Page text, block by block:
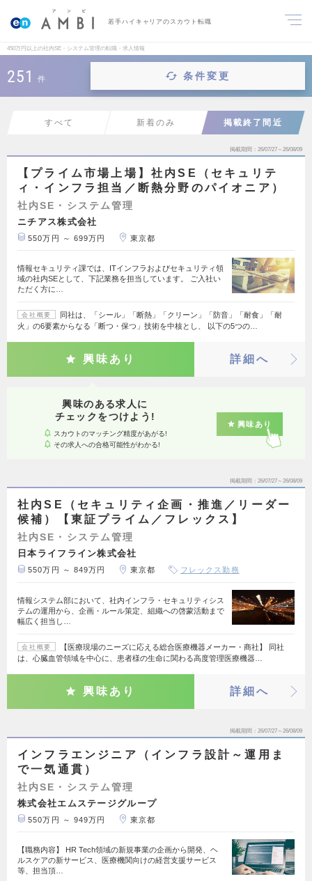
若手ハイキャリアのスカウト転職
450万円以上の社内SE・システム管理の転職・求人情報
251 件 条件変更
すべて 新着のみ 掲載終了間近
掲載期間 26/07/27～26/08/09
【プライム市場上場】社内SE（セキュリテ
ィ・インフラ担当／断熱分野のパイオニア）
社内SE・システム管理
ニチアス株式会社
550万円 ～ 699万円 東京都
情報セキュリティ課では、ITインフラおよびセキュリティ領
域の社内SEとして、下記業務を担当しています。 ご入社い
ただく方に…
会社概要
同社は、「シール」「断熱」「クリーン」「防音」「耐食」「耐
火」の6要素からなる「断つ・保つ」技術を中核とし、 以下の5つの…
興味あり 詳細へ
興味のある求人に
チェックをつけよう!
スカウトのマッチング精度があがる!
その求人への合格可能性がわかる!
興味あり
掲載期間 26/07/27～26/08/09
社内SE（セキュリティ企画・推進／リーダー
候補）【東証プライム／フレックス】
社内SE・システム管理
日本ライフライン株式会社
550万円 ～ 849万円 東京都 フレックス勤務
情報システム部において、社内インフラ・セキュリティシス
テムの運用から、企画・ルール策定、組織への啓蒙活動まで
幅広く担当し…
会社概要
【医療現場のニーズに応える総合医療機器メーカー・商社】 同社
は、心臓血管領域を中心に、患者様の生命に関わる高度管理医療機器…
興味あり 詳細へ
掲載期間 26/07/27～26/08/09
インフラエンジニア（インフラ設計～運用ま
で一気通貫）
社内SE・システム管理
株式会社エムステージグループ
550万円 ～ 949万円 東京都
【職務内容】 HR Tech領域の新規事業の企画から開発、ヘ
ルスケアの新サービス、医療機関向けの経営支援サービス
等、担当頂…